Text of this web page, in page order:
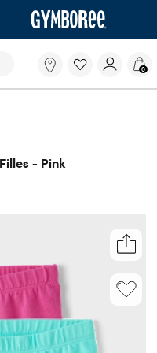
dessous filtre les
Qu'est-
que
0
- Pink